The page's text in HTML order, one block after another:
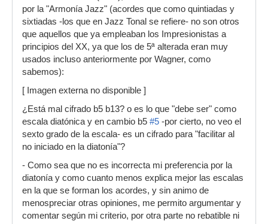
por la "Armonía Jazz" (acordes que como quintiadas y
sixtiadas -los que en Jazz Tonal se refiere- no son otros
que aquellos que ya empleaban los Impresionistas a
principios del XX, ya que los de 5ª alterada eran muy
usados incluso anteriormente por Wagner, como
sabemos):
[ Imagen externa no disponible ]
¿Está mal cifrado b5 b13? o es lo que "debe ser" como
escala diatónica y en cambio b5 #5 -por cierto, no veo el
sexto grado de la escala- es un cifrado para "facilitar al
no iniciado en la diatonía"?
- Como sea que no es incorrecta mi preferencia por la
diatonía y como cuanto menos explica mejor las escalas
en la que se forman los acordes, y sin animo de
menospreciar otras opiniones, me permito argumentar y
comentar según mi criterio, por otra parte no rebatible ni